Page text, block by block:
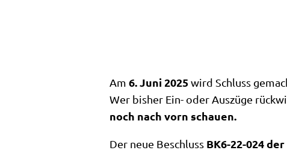
Am 6. Juni 2025wird Schluss
Wer bisher Ein- oder Auszüge
noch nach vorn schauen.
Der neue Beschluss BK6-22-024